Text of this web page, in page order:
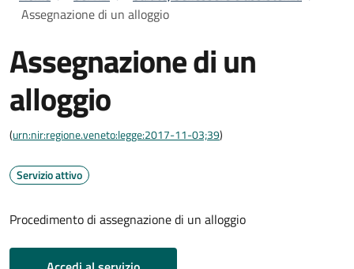
Assegnazione di un alloggio
Assegnazione di un
alloggio
(urn:nir:regione.veneto:legge:2017-11-03;39)
Servizio attivo
Procedimento di assegnazione di un alloggio